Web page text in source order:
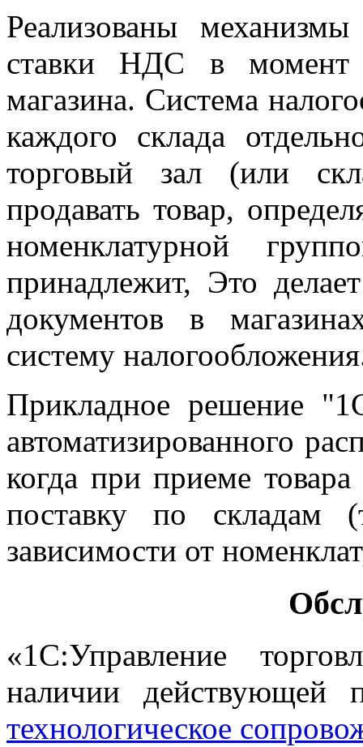
Реализованы механизмы
ставки НДС в момент
магазина. Система
каждого склада
торговый зал (или
продавать товар,
номенклатурной
принадлежит, Это
документов в
систему
Прикладное решение
автоматизированного
когда при приеме
поставку по складам
зависимости от
«1С:Управление
наличии действующей
технологическое